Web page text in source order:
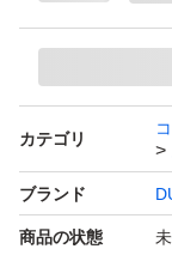
ラつきも防ぎま
美容成分配合で
す。キメ引き締
・【肌に優しい
料、合成着色料
期から大人、メ
カテゴリ
ブランド
商品の状態